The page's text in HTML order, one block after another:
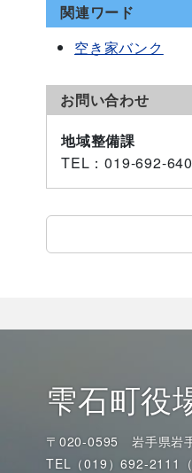
関連ワード
空き家バンク
お問い合わせ
地域整備課
TEL ：019-692-
雫石町役
〒020-0595 岩手県岩
TEL（019）692-2111（